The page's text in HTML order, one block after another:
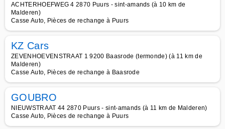
ACHTERHOEFWEG 4 2870 Puurs - sint-amands (à 10 km de
Malderen)
Casse Auto, Pièces de rechange à Puurs
KZ Cars
ZEVENHOEVENSTRAAT 1 9200 Baasrode (termonde) (à 11 km de
Malderen)
Casse Auto, Pièces de rechange à Baasrode
GOUBRO
NIEUWSTRAAT 44 2870 Puurs - sint-amands (à 11 km de Malderen)
Casse Auto, Pièces de rechange à Puurs